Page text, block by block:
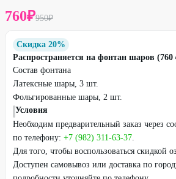
760₽950₽
Скидка 20%
Распространяется на фонтан шаров (760
Состав фонтана
Латексные шары, 3 шт.
Фольгированные шары, 2 шт.
Условия
Необходим предварительный заказ через
по телефону: +7 (982) 311-63-37.
Для того, чтобы воспользоваться скидкой
Доступен самовывоз или доставка по